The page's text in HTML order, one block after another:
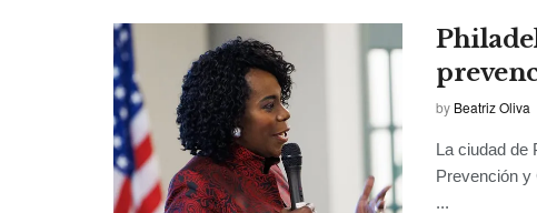
by Beatriz Oliva
La ciudad de
Prevención y
...